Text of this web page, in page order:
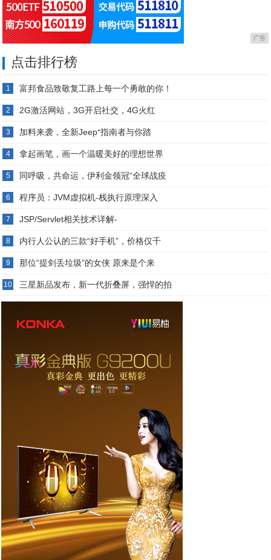
广告
点击排行榜
1 富邦食品致敬复工路上每一个勇敢的你！
2 2G激活网站，3G开启社交，4G火红
3 加料来袭，全新Jeep⁺指南者与你踏
4 拿起画笔，画一个温暖美好的理想世界
5 同呼吸，共命运，伊利金领冠“全球战疫
6 程序员：JVM虚拟机-栈执行原理深入
7 JSP/Servlet相关技术详解-
8 内行人公认的三款“好手机”，价格仅千
9 那位“提剑丢垃圾”的女侠 原来是个来
10 三星新品发布，新一代折叠屏，强悍的拍